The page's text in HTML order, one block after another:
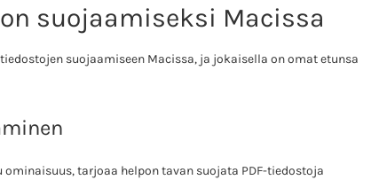
suojaamiseksi Macissa
suojaamiseen Macissa, ja jokaisella on omat etunsa
tarjoaa helpon tavan suojata PDF-tiedostoja